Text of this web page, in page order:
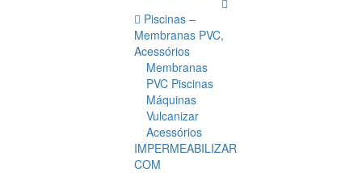
Piscinas –
Membranas PVC,
Acessórios
Membranas
PVC Piscinas
Máquinas
Vulcanizar
Acessórios
IMPERMEABILIZAR
COM